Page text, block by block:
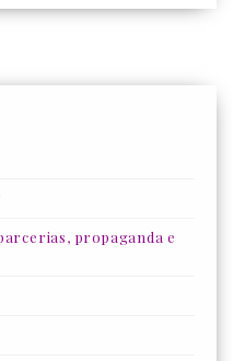
propaganda e